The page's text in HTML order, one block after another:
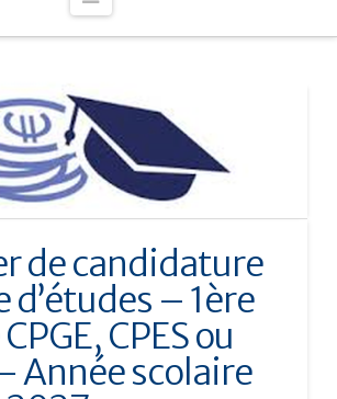
de candidature
d’études – 1ère
CPES ou
Année scolaire